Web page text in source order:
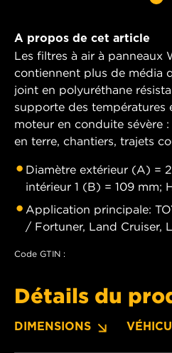
A propos de cet article
Les filtres à air à panneaux
contiennent plus de média
joint en polyuréthane
supporte des températures
moteur en conduite sévère
en terre, chantiers, trajets
Diamètre extérieur (A) =
intérieur 1 (B) = 109 mm;
Application principale:
/ Fortuner, Land Cruiser,
Code GTIN :
Détails du
DIMENSIONS